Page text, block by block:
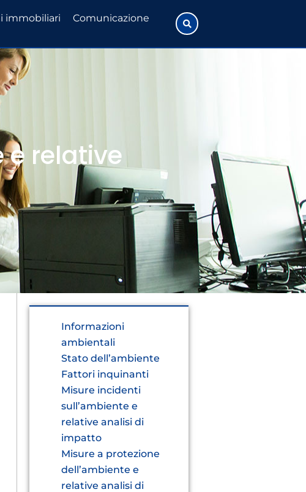
immobiliari Comunicazione
e relative
Informazioni
ambientali
Stato dell’ambiente
Fattori inquinanti
Misure incidenti
sull’ambiente e
relative analisi di
impatto
Misure a protezione
dell’ambiente e
relative analisi di